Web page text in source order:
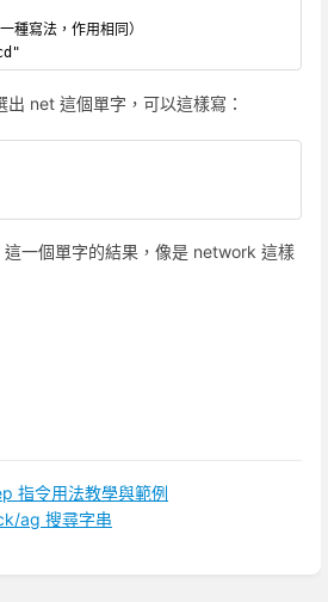
寫法，作用相同）
net 這個單字，可以這樣寫：
一個單字的結果，像是 network 這樣
指令用法教學與範例
ag 搜尋字串